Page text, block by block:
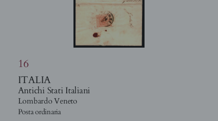
16
ITALIA
Antichi Stati Italiani
Lombardo Veneto
Posta ordinaria